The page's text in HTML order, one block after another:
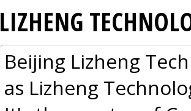
LIZHENG
Beijing Lizheng
as Lizheng